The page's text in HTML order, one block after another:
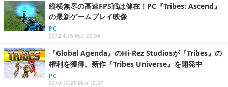
縦横無尽の高速FPS戦は健在！PC『Tribes: Ascend』
の最新ゲームプレイ映像
PC
2012.4.16 Mon 20:09
『Global Agenda』のHi-Rez Studiosが『Tribes』の
権利を獲得、新作『Tribes Universe』を開発中
PC
2010.10.25 Mon 12:37